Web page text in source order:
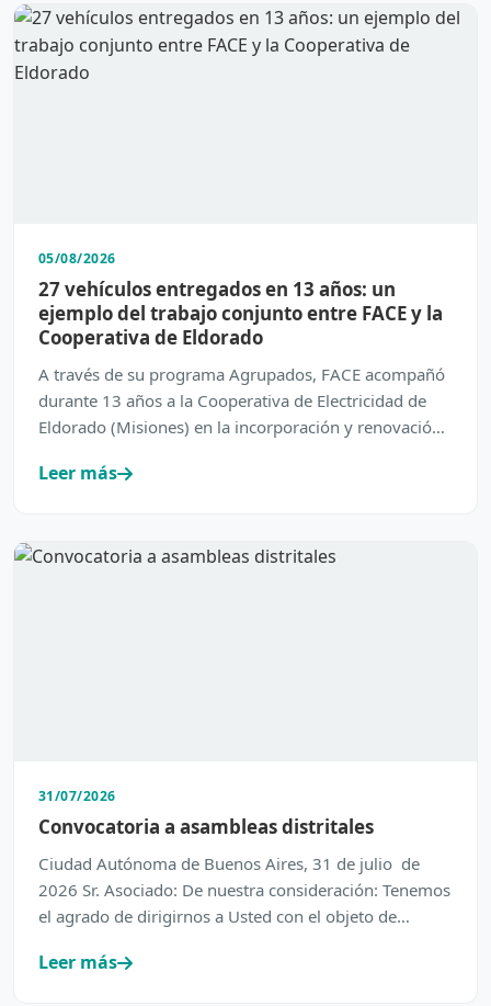
05/08/2026
27 vehículos entregados en 13 años: un
ejemplo del trabajo conjunto entre FACE y la
Cooperativa de Eldorado
A través de su programa Agrupados, FACE acompañó
durante 13 años a la Cooperativa de Electricidad de
Eldorado (Misiones) en la incorporación y renovación
Leer más
31/07/2026
Convocatoria a asambleas distritales
Ciudad Autónoma de Buenos Aires, 31 de julio de
2026 Sr. Asociado: De nuestra consideración: Tenemos
el agrado de dirigirnos a Usted con el objeto de
Leer más